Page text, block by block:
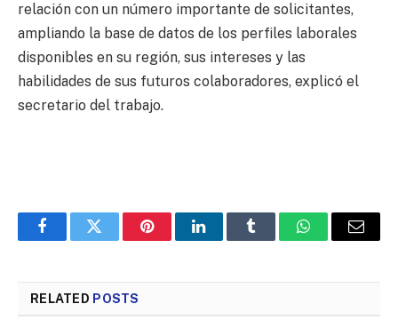
relación con un número importante de solicitantes,
ampliando la base de datos de los perfiles laborales
disponibles en su región, sus intereses y las
habilidades de sus futuros colaboradores, explicó el
secretario del trabajo.
FacebookTwitter PinterestLinkedInTumblr WhatsAppEmail
RELATED POSTS